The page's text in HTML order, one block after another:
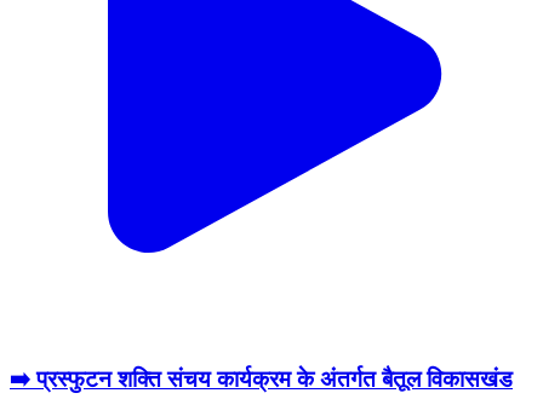
➡️ प्रस्फुटन शक्ति संचय कार्यक्रम के अंतर्गत बैतूल विकासखंड